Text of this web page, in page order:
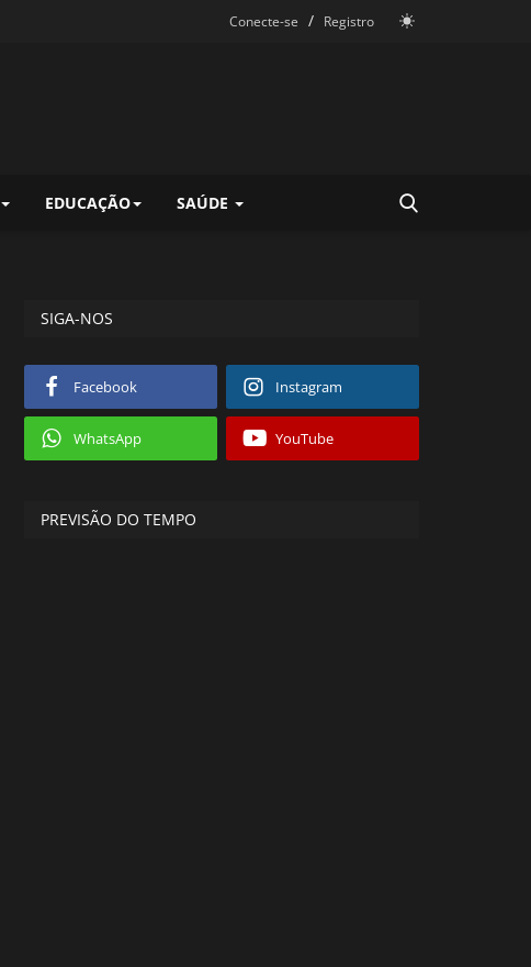
Conecte-se / Registro
EDUCAÇÃO SAÚDE
SIGA-NOS
Facebook Instagram
WhatsApp YouTube
PREVISÃO DO TEMPO